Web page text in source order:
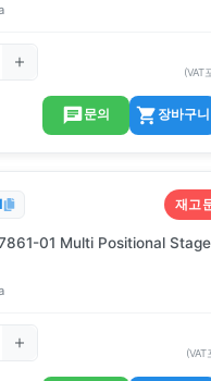
(VAT
문의 장바구니
재고
01 Multi Positional
(VAT